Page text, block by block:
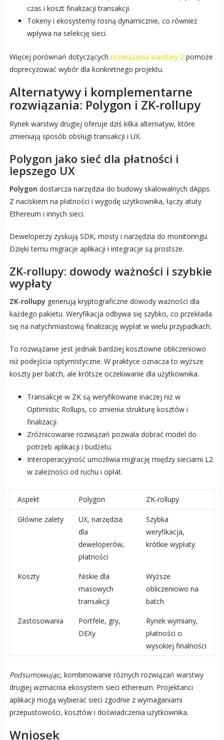
czas i koszt finalizacji transakcji.
Tokeny i ekosystemy rosną dynamicznie, co również
wpływa na selekcję sieci.
Więcej porównań dotyczących rozwiązania warstwy 2pomoże
doprecyzować wybór dla konkretnego projektu.
Alternatywy i komplementarne
rozwiązania: Polygon i ZK-rollupy
Rynek warstwy drugiej oferuje dziś kilka alternatyw, które
zmieniają sposób obsługi transakcji i UX.
Polygon jako sieć dla płatności i
lepszego UX
Polygon dostarcza narzędzia do budowy skalowalnych dApps.
Z naciskiem na płatności i wygodę użytkownika, łączy atuty
Ethereum i innych sieci.
Deweloperzy zyskują SDK, mosty i narzędzia do monitoringu.
Dzięki temu migracje aplikacji i integracje są prostsze.
ZK‑rollupy: dowody ważności i szybkie
wypłaty
ZK‑rollupy generują kryptograficzne dowody ważności dla
każdego pakietu. Weryfikacja odbywa się szybko, co przekłada
się na natychmiastową finalizację wypłat w wielu przypadkach.
To rozwiązanie jest jednak bardziej kosztowne obliczeniowo
niż podejścia optymistyczne. W praktyce oznacza to wyższe
koszty per batch, ale krótsze oczekiwanie dla użytkownika.
Transakcje w ZK są weryfikowane inaczej niż w
Optimistic Rollups, co zmienia strukturę kosztów i
finalizacji.
Zróżnicowanie rozwiązań pozwala dobrać model do
potrzeb aplikacji i budżetu.
Interoperacyjność umożliwia migrację między sieciami L2
w zależności od ruchu i opłat.
Aspekt Polygon ZK‑rollupy
Główne zalety
UX, narzędzia
dla
deweloperów,
płatności
Szybka
weryfikacja,
krótkie wypłaty
Koszty
Niskie dla
masowych
transakcji
Wyższe
obliczeniowo na
batch
Zastosowania
Portfele, gry,
DEXy
Rynek wymiany,
płatności o
wysokiej finalności
Podsumowując, kombinowanie różnych rozwiązań warstwy
drugiej wzmacnia ekosystem sieci ethereum. Projektanci
aplikacji mogą wybierać sieci zgodnie z wymaganiami
przepustowości, kosztów i doświadczenia użytkownika.
Wniosek